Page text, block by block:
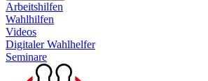
Arbeitshilfen
Wahlhilfen
Videos
Digitaler Wahlhelfer
Seminare